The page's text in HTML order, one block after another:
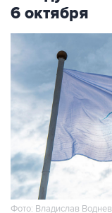
Фото: Владислав
Москва. 6